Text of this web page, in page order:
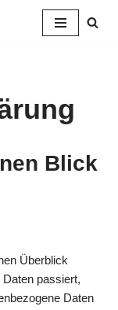
Blick
Überblick
passiert,
Daten